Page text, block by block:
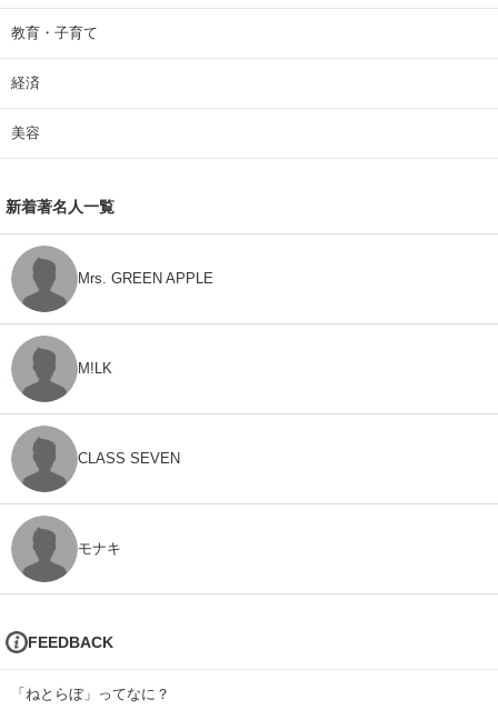
教育・子育て
経済
美容
新着著名人一覧
Mrs. GREEN APPLE
M!LK
CLASS SEVEN
モナキ
FEEDBACK
「ねとらぼ」ってなに？